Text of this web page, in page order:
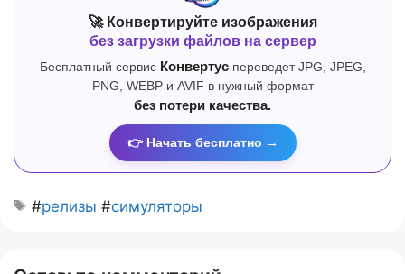
🚀 Конвертируйте изображения
без загрузки файлов на сервер
Бесплатный сервис Конвертуспереведет JPG, JPEG,
PNG, WEBP и AVIF в нужный формат
без потери качества.
👉 Начать бесплатно →
#релизы #симуляторы